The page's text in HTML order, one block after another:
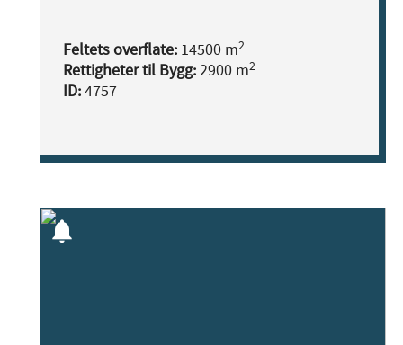
Feltets overflate: 14500 m2
Rettigheter til Bygg:2900 m2
ID:4757
notifications